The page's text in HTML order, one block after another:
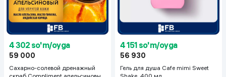
4 302 so'm/oyga
59 000
Сахарно-солевой дренажный
скраб Compliment апельсиновый
4 151 so'm/oyga
56 930
Гель для душа Cafe mimi Sweet
Shake, 400 мл